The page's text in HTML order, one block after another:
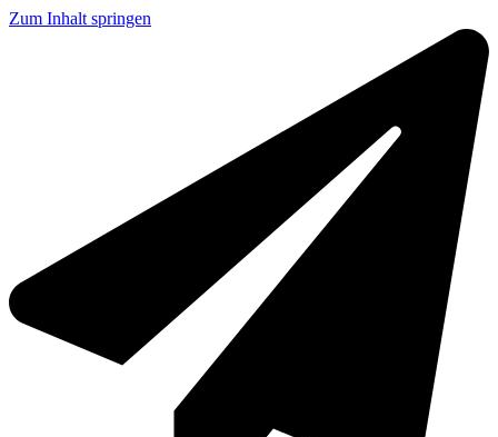
Zum Inhalt springen